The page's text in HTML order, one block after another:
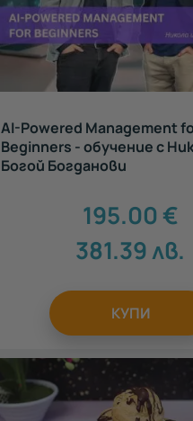
AI-Powered Management
Beginners - обучение с
Богой Богданови
195.00€
381.39лв.
КУПИ